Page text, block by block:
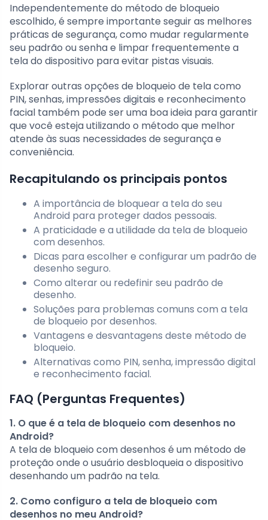
Independentemente do método de bloqueio
escolhido, é sempre importante seguir as melhores
práticas de segurança, como mudar regularmente
seu padrão ou senha e limpar frequentemente a
tela do dispositivo para evitar pistas visuais.
Explorar outras opções de bloqueio de tela como
PIN, senhas, impressões digitais e reconhecimento
facial também pode ser uma boa ideia para garantir
que você esteja utilizando o método que melhor
atende às suas necessidades de segurança e
conveniência.
Recapitulando os principais pontos
A importância de bloquear a tela do seu
Android para proteger dados pessoais.
A praticidade e a utilidade da tela de bloqueio
com desenhos.
Dicas para escolher e configurar um padrão de
desenho seguro.
Como alterar ou redefinir seu padrão de
desenho.
Soluções para problemas comuns com a tela
de bloqueio por desenhos.
Vantagens e desvantagens deste método de
bloqueio.
Alternativas como PIN, senha, impressão digital
e reconhecimento facial.
FAQ (Perguntas Frequentes)
1. O que é a tela de bloqueio com desenhos no
Android?
A tela de bloqueio com desenhos é um método de
proteção onde o usuário desbloqueia o dispositivo
desenhando um padrão na tela.
2. Como configuro a tela de bloqueio com
desenhos no meu Android?